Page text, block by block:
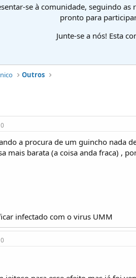
se à comunidade, seguindo
pronto para
Junte-se a nós! Esta
Outros
a procura de um guincho nada
mais barata (a coisa anda fraca) ,
infectado com o virus UMM